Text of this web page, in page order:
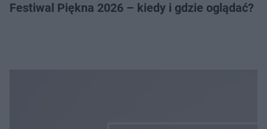
Festiwal Piękna 2026 – kiedy i gdzie oglądać?